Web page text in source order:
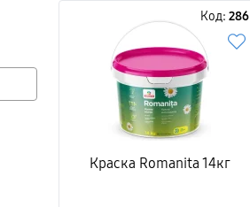
Код: 286
Краска Romanita 14кг